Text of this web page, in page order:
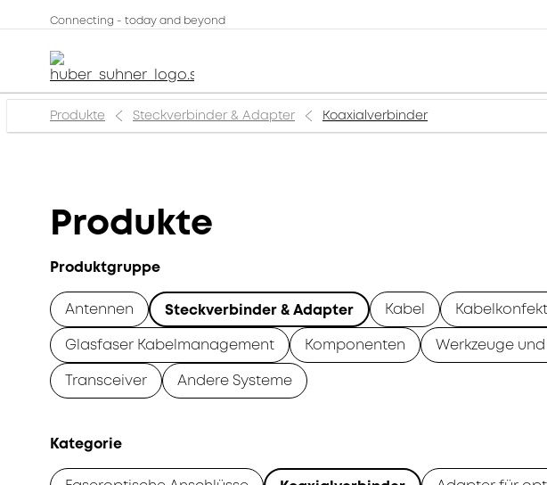
Connecting - today and beyond
Produkte Steckverbinder & Adapter Koaxialverbinder
Produkte
Produktgruppe
Antennen Steckverbinder & Adapter Kabel
Glasfaser Kabelmanagement
Komponenten
Werkzeuge
Transceiver
Andere Systeme
Kategorie